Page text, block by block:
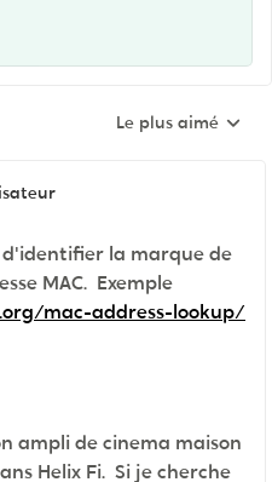
Réponses triées
Le plus aimé
la marque de
MAC. Exemple
mac-address-lookup/
ampli de cinema maison
Helix Fi. Si je cherche